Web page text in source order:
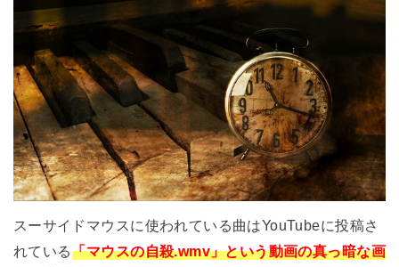
スーサイドマウスに使われている曲はYouTubeに投稿さ
れている「マウスの自殺.wmv」という動画の真っ暗な画